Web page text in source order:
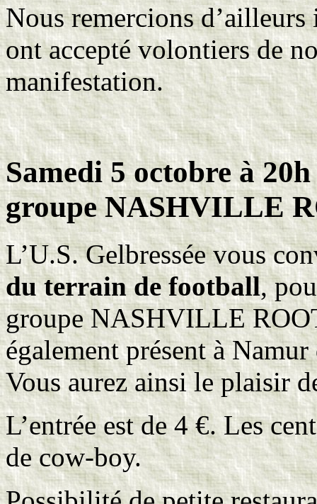
Nous remercions
ont accepté volontiers de
manifestation.
Samedi 5 octobre à
groupe NASHVILLE
L’U.S. Gelbressée vous
du terrain de football,
groupe NASHVILLE
également présent à
Vous aurez ainsi le plaisir
L’entrée est de 4 €. Les
de cow-boy.